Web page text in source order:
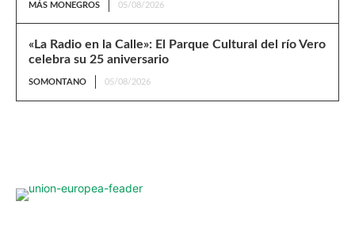
MÁS MONEGROS 05/08/2026
«La Radio en la Calle»: El Parque Cultural del río Vero
celebra su 25 aniversario
SOMONTANO 05/08/2026